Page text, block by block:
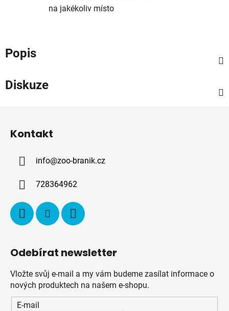
na jakékoliv místo
Popis
Diskuze
Kontakt
info@zoo-branik.cz
728364962
Odebírat newsletter
Vložte svůj e-mail a my vám budeme zasílat informace o
nových produktech na našem e-shopu.
E-mail